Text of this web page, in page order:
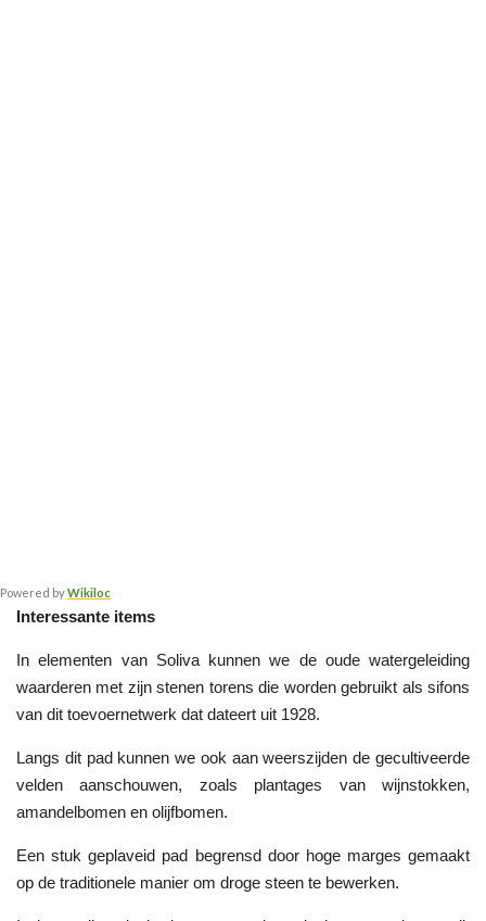
Powered byWikiloc
Interessante items
In elementen van Soliva kunnen we de oude watergeleiding
waarderen met zijn stenen torens die worden gebruikt als sifons
van dit toevoernetwerk dat dateert uit 1928.
Langs dit pad kunnen we ook aan weerszijden de gecultiveerde
velden aanschouwen, zoals plantages van wijnstokken,
amandelbomen en olijfbomen.
Een stuk geplaveid pad begrensd door hoge marges gemaakt
op de traditionele manier om droge steen te bewerken.